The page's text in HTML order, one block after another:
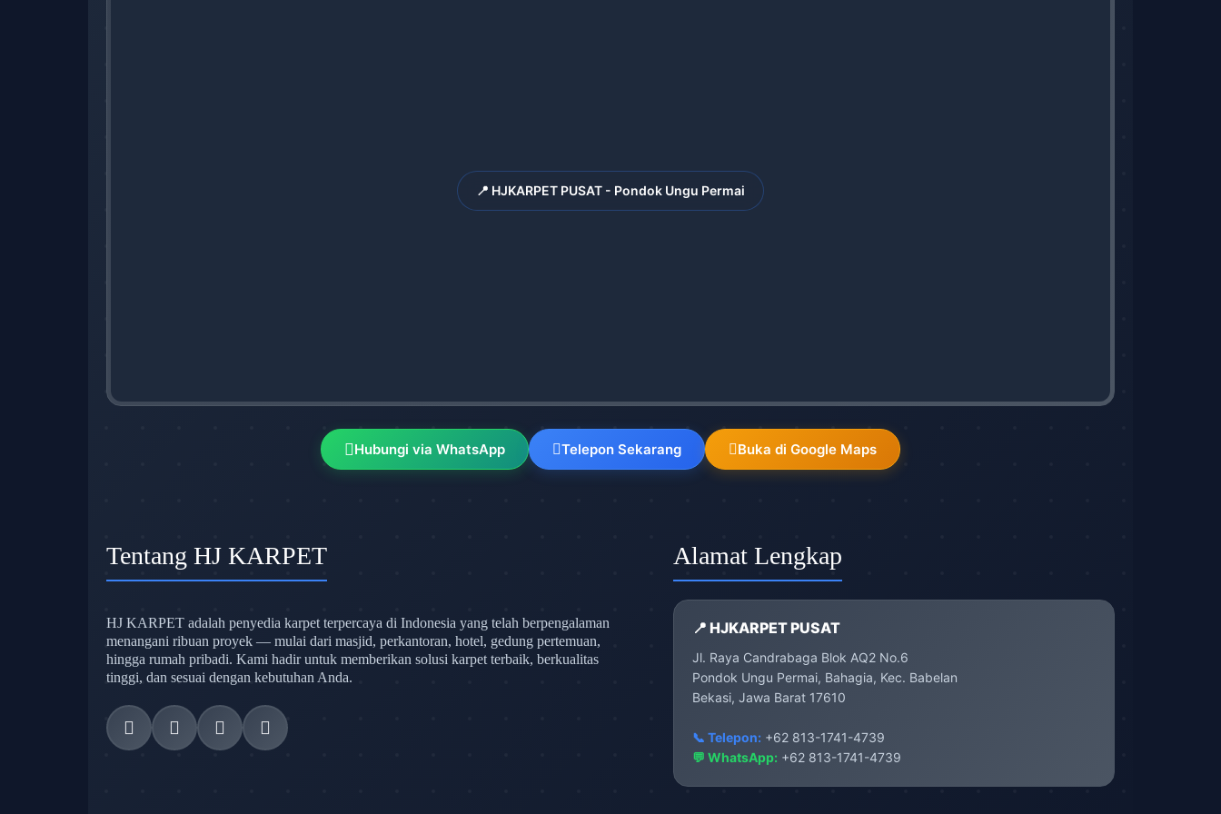
📍 HJKARPET PUSAT - Pondok Ungu Permai
Hubungi via WhatsApp Telepon Sekarang Buka di Google Maps
Tentang HJ KARPET
HJ KARPET adalah penyedia karpet terpercaya di Indonesia yang telah berpengalaman
menangani ribuan proyek — mulai dari masjid, perkantoran, hotel, gedung pertemuan,
hingga rumah pribadi. Kami hadir untuk memberikan solusi karpet terbaik, berkualitas
tinggi, dan sesuai dengan kebutuhan Anda.
Alamat Lengkap
📍 HJKARPET PUSAT
Jl. Raya Candrabaga Blok AQ2 No.6
Pondok Ungu Permai, Bahagia, Kec. Babelan
Bekasi, Jawa Barat 17610
📞 Telepon:+62 813-1741-4739
💬 WhatsApp: +62 813-1741-4739